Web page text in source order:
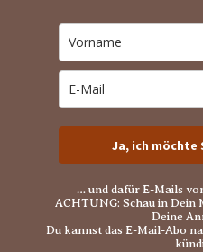
Ja, ich
… und dafür E-Mails
ACHTUNG: Schau in Dein
Deine
Du kannst das E-Mail-Abo